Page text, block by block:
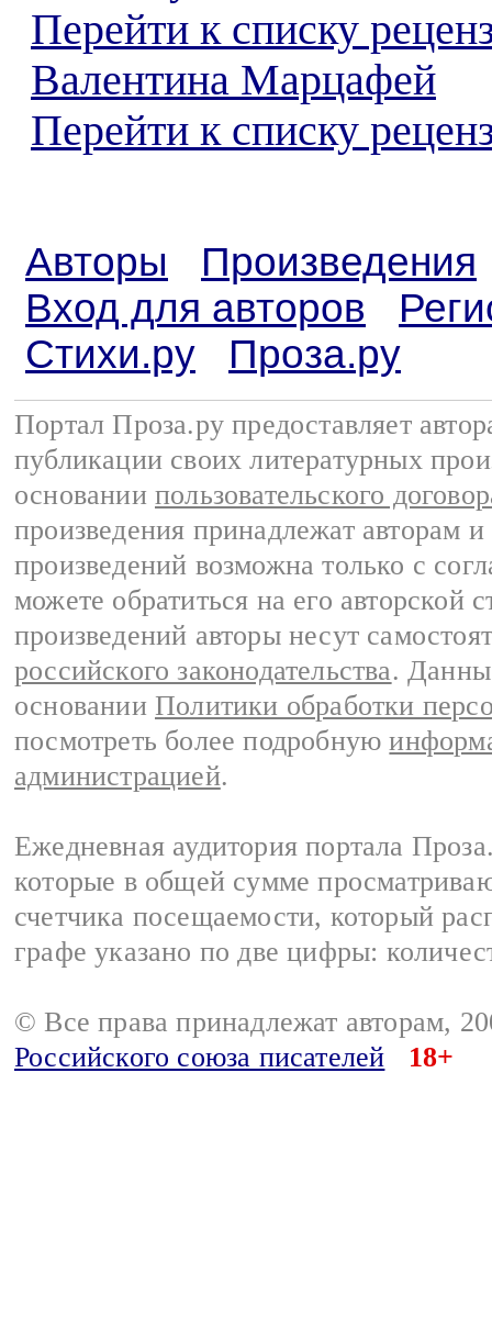
Перейти к списку
Валентина Марцафей
Перейти к списку
Авторы
Произведения
Вход для авторов
Стихи.ру
Проза.ру
Портал Проза.ру предоставляет
публикации своих литературных
основании пользовательского
произведения принадлежат авторам
произведений возможна только с
можете обратиться на его авторской
произведений авторы несут
российского законодательства.
основании Политики обработки
посмотреть более подробную
администрацией.
Ежедневная аудитория портала
которые в общей сумме
счетчика посещаемости, который
графе указано по две цифры:
© Все права принадлежат авторам,
Российского союза писателей
18+